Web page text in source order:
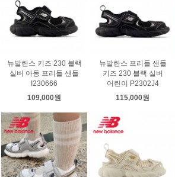
뉴발란스 키즈 230 블랙
실버 아동 프리들 샌들
I230666
109,000원
뉴발란스 프리들 샌들
키즈 230 블랙 실버
어린이 P2302J4
115,000원